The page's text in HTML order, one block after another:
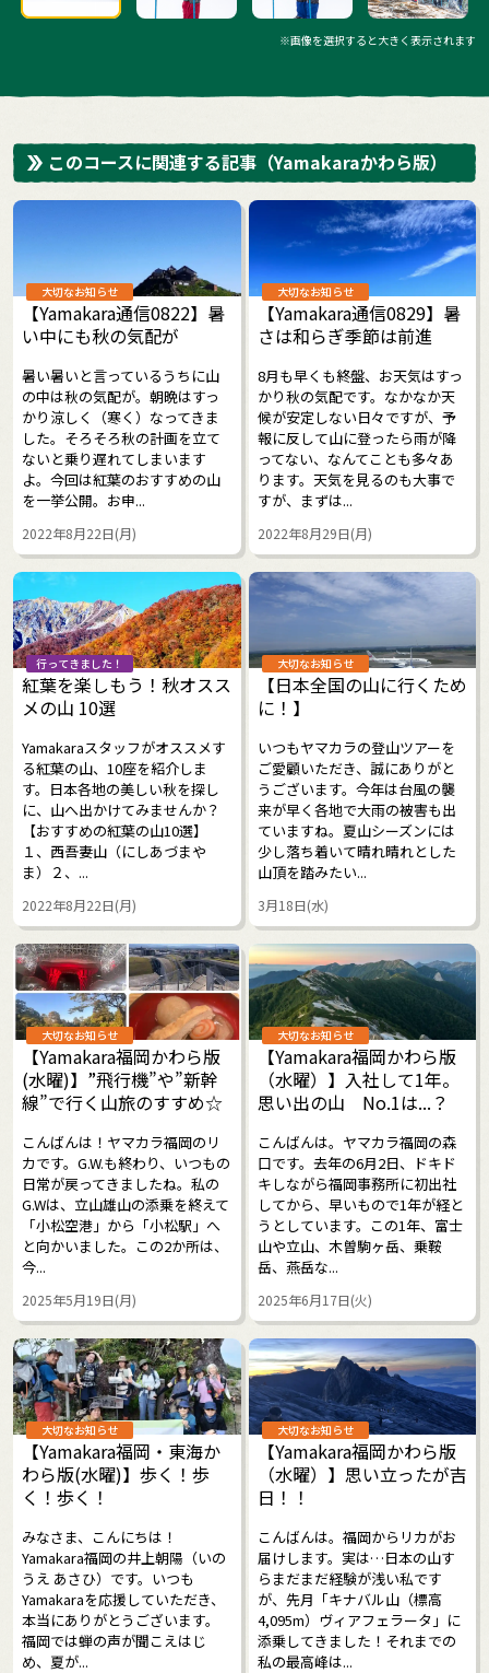
※画像を選択すると大きく表示されます
このコースに関連する記事 （Yamakaraかわら版）
大切なお知らせ
【Yamakara通信0822】暑
い中にも秋の気配が
暑い暑いと言っているうちに山
の中は秋の気配が。朝晩はすっ
かり涼しく（寒く）なってきま
した。そろそろ秋の計画を立て
ないと乗り遅れてしまいます
よ。今回は紅葉のおすすめの山
を一挙公開。お申...
2022年8月22日(月)
大切なお知らせ
【Yamakara通信0829】暑
さは和らぎ季節は前進
8月も早くも終盤、お天気はすっ
かり秋の気配です。なかなか天
候が安定しない日々ですが、予
報に反して山に登ったら雨が降
ってない、なんてことも多々あ
ります。天気を見るのも大事で
すが、まずは...
2022年8月29日(月)
行ってきました！
紅葉を楽しもう！秋オスス
メの山 10選
Yamakaraスタッフがオススメす
る紅葉の山、10座を紹介しま
す。日本各地の美しい秋を探し
に、山へ出かけてみませんか？
【おすすめの紅葉の山10選】
１、西吾妻山（にしあづまや
ま）２、...
2022年8月22日(月)
大切なお知らせ
【日本全国の山に行くため
に！】
いつもヤマカラの登山ツアーを
ご愛顧いただき、誠にありがと
うございます。今年は台風の襲
来が早く各地で大雨の被害も出
ていますね。夏山シーズンには
少し落ち着いて晴れ晴れとした
山頂を踏みたい...
3月18日(水)
大切なお知らせ
【Yamakara福岡かわら版
(水曜)】”飛行機”や”新幹
線”で行く山旅のすすめ☆
こんばんは！ヤマカラ福岡のリ
カです。G.W.も終わり、いつもの
日常が戻ってきましたね。私の
G.Wは、立山雄山の添乗を終えて
「小松空港」から「小松駅」へ
と向かいました。この2か所は、
今...
2025年5月19日(月)
大切なお知らせ
【Yamakara福岡かわら版
（水曜）】入社して1年。
思い出の山 No.1は...？
こんばんは。ヤマカラ福岡の森
口です。去年の6月2日、ドキド
キしながら福岡事務所に初出社
してから、早いもので1年が経と
うとしています。この1年、富士
山や立山、木曽駒ヶ岳、乗鞍
岳、燕岳な...
2025年6月17日(火)
大切なお知らせ
【Yamakara福岡・東海か
わら版(水曜)】歩く！歩
く！歩く！
みなさま、こんにちは！
Yamakara福岡の井上朝陽（いの
うえ あさひ）です。いつも
Yamakaraを応援していただき、
本当にありがとうございます。
福岡では蝉の声が聞こえはじ
め、夏が...
大切なお知らせ
【Yamakara福岡かわら版
（水曜）】思い立ったが吉
日！！
こんばんは。福岡からリカがお
届けします。実は…日本の山す
らまだまだ経験が浅い私です
が、先月「キナバル山（標高
4,095m）ヴィアフェラータ」に
添乗してきました！それまでの
私の最高峰は...